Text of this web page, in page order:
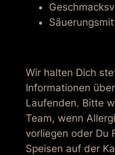
Wir halten Dich
Informationen
Laufenden. Bitte
Team, wenn
vorliegen oder Du
Speisen auf der